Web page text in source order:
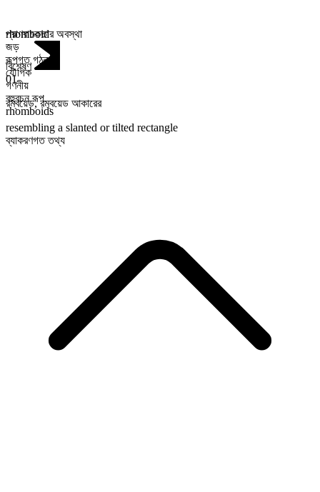
প্রাণবাচকতার অবস্থা
জড়
রূপগত গঠন
যৌগিক
গণনীয়
বহুবচন রূপ
rhomboids
rhomboid
বিশেষণ
01
রম্বয়েড,রম্বয়েড আকারের
resembling a slanted or tilted rectangle
ব্যাকরণগত তথ্য